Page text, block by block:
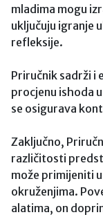
mladima mogu
uključuju igranje
refleksije.
Priručnik sadrži i
procjenu ishoda
se osigurava
Zaključno,
različitosti
može primijeniti
okruženjima.
alatima, on